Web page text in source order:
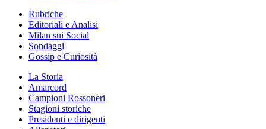
Rubriche
Editoriali e Analisi
Milan sui Social
Sondaggi
Gossip e Curiosità
La Storia
Amarcord
Campioni Rossoneri
Stagioni storiche
Presidenti e dirigenti